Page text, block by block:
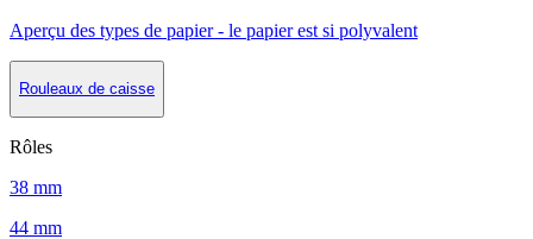
Aperçu des types de papier - le papier est si polyvalent
Rouleaux de caisse
Rôles
38 mm
44 mm